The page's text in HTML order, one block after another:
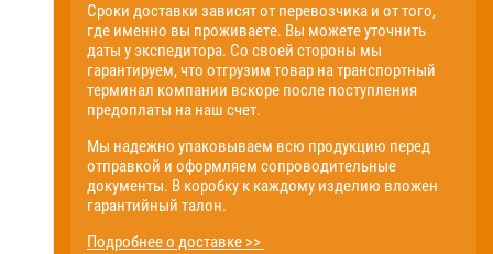
Сроки доставки зависят от перевозчика и от того,
где именно вы проживаете. Вы можете уточнить
даты у экспедитора. Со своей стороны мы
гарантируем, что отгрузим товар на транспортный
терминал компании вскоре после поступления
предоплаты на наш счет.
Мы надежно упаковываем всю продукцию перед
отправкой и оформляем сопроводительные
документы. В коробку к каждому изделию вложен
гарантийный талон.
Подробнее о доставке >>